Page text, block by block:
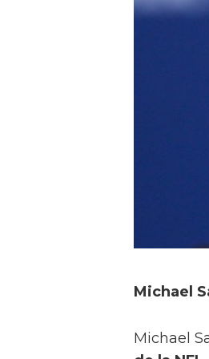
Michael
Michael